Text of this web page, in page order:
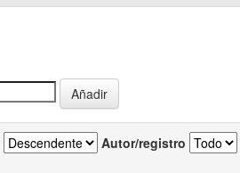
Autor/registro